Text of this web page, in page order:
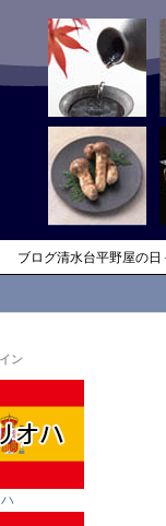
ブログ清水台平野屋の日
ン